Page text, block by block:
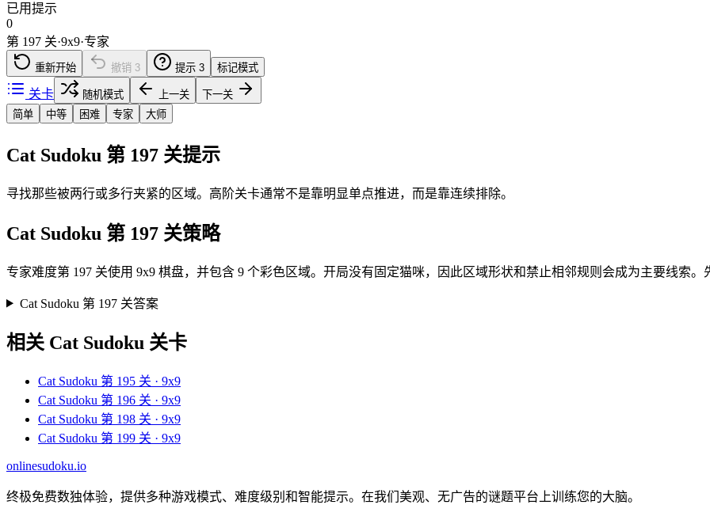
已用提示
0
第 197 关·9x9·专家
重新开始 撤销 3 提示 3 标记模式
关卡 随机模式 上一关
下一关
简单
中等 困难 专家 大师
Cat Sudoku 第 197 关提示
寻找那些被两行或多行夹紧的区域。高阶关卡通常不是靠明显单点推进，而是靠连续排除。
Cat Sudoku 第 197 关策略
专家难度第 197 关使用 9x9 棋盘，并包含 9 个彩色区域。开局没有固定猫咪，因此区域形状和禁止相邻规则会成为主要线索。
Cat Sudoku 第 197 关答案
相关 Cat Sudoku 关卡
Cat Sudoku 第 195 关 · 9x9
Cat Sudoku 第 196 关 · 9x9
Cat Sudoku 第 198 关 · 9x9
Cat Sudoku 第 199 关 · 9x9
onlinesudoku.io
终极免费数独体验，提供多种游戏模式、难度级别和智能提示。在我们美观、无广告的谜题平台上训练您的大脑。